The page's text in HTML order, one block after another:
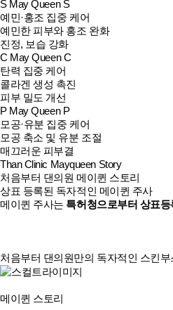
S May Queen S
예민·홍조 집중 케어
예민한 피부와 홍조 완화
진정, 보습 강화
C May Queen C
탄력 집중 케어
콜라겐 생성 촉진
피부 밀도 개선
P May Queen P
모공·유분 집중 케어
모공 축소 및 유분 조절
매끄러운 피부결
Than Clinic Mayqueen Story
처음부터 댄의원 메이퀸 스토리
상표 등록된 독자적인 메이퀸 주사
메이퀸 주사는 특허청으로부터 상표등
처음부터 댄의원만의 독자적인 스킨
메이퀸 스토리